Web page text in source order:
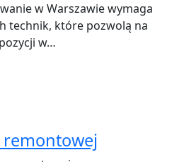
w Warszawie wymaga
technik, które pozwolą na
w…